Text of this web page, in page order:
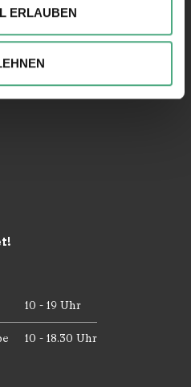
wir ggfs. Informationen zu
an unsere Partner für
möglicherweise mit
die Sie ihnen bereitgestellt
Ihrer Nutzung der Dienste
ERLAUBEN
10 - 19 Uhr
10 - 18.30 Uhr